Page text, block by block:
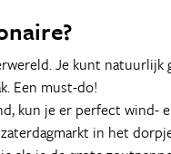
Je kunt
Een must-do!
kun je er perfect wind-
in het